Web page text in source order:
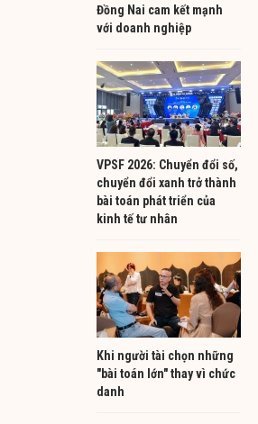
Đồng Nai cam kết mạnh
với doanh nghiệp
VPSF 2026: Chuyển đổi số,
chuyển đổi xanh trở thành
bài toán phát triển của
kinh tế tư nhân
Khi người tài chọn những
"bài toán lớn" thay vì chức
danh